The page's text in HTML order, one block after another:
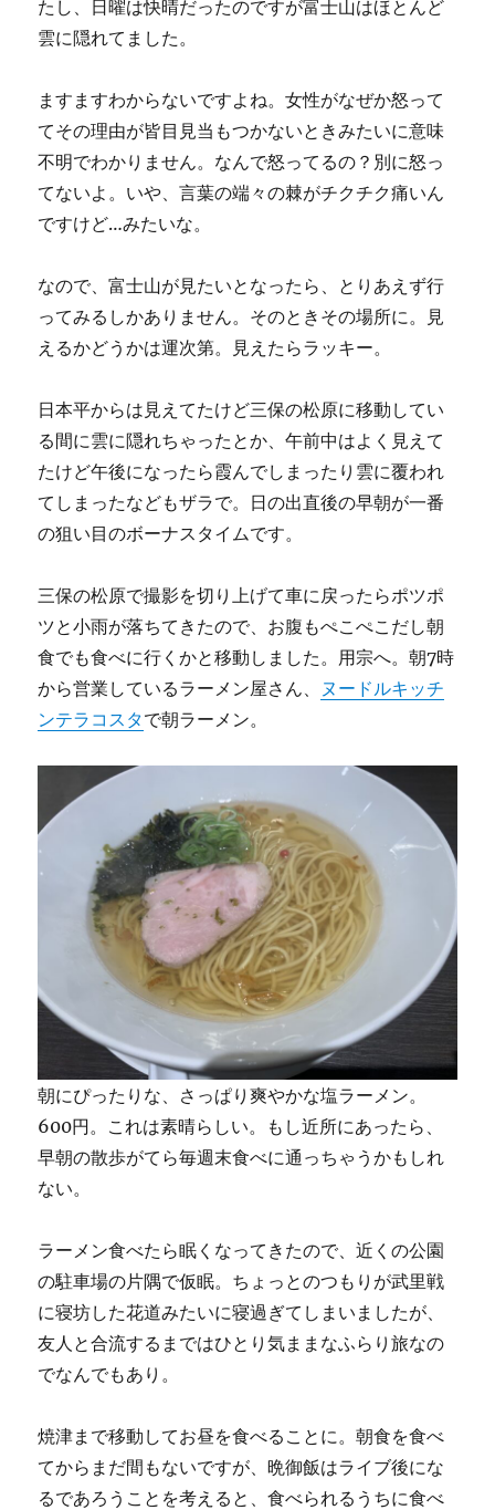
たし、日曜は快晴だったのですが富士山はほとんど
雲に隠れてました。
ますますわからないですよね。女性がなぜか怒って
てその理由が皆目見当もつかないときみたいに意味
不明でわかりません。なんで怒ってるの？別に怒っ
てないよ。いや、言葉の端々の棘がチクチク痛いん
ですけど…みたいな。
なので、富士山が見たいとなったら、とりあえず行
ってみるしかありません。そのときその場所に。見
えるかどうかは運次第。見えたらラッキー。
日本平からは見えてたけど三保の松原に移動してい
る間に雲に隠れちゃったとか、午前中はよく見えて
たけど午後になったら霞んでしまったり雲に覆われ
てしまったなどもザラで。日の出直後の早朝が一番
の狙い目のボーナスタイムです。
三保の松原で撮影を切り上げて車に戻ったらポツポ
ツと小雨が落ちてきたので、お腹もぺこぺこだし朝
食でも食べに行くかと移動しました。用宗へ。朝7時
から営業しているラーメン屋さん、
ヌードルキッチ
ンテラコスタで朝ラーメン。
朝にぴったりな、さっぱり爽やかな塩ラーメン。
600円。これは素晴らしい。もし近所にあったら、
早朝の散歩がてら毎週末食べに通っちゃうかもしれ
ない。
ラーメン食べたら眠くなってきたので、近くの公園
の駐車場の片隅で仮眠。ちょっとのつもりが武里戦
に寝坊した花道みたいに寝過ぎてしまいましたが、
友人と合流するまではひとり気ままなふらり旅なの
でなんでもあり。
焼津まで移動してお昼を食べることに。朝食を食べ
てからまだ間もないですが、晩御飯はライブ後にな
るであろうことを考えると、食べられるうちに食べ